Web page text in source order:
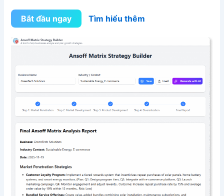
Bắt đầu ngay Tìm hiểu thêm